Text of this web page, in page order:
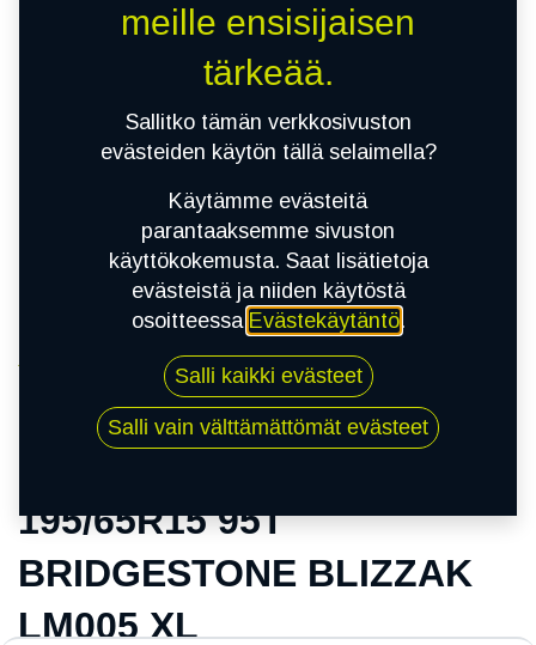
195/65R15 95T BRIDGESTONE BLIZZAK LM005
195/65R15 95T
BRIDGESTONE BLIZZAK
LM005 XL
meille ensisijaisen
tärkeää.
Sallitko tämän verkkosivuston
evästeiden käytön tällä selaimella?
Käytämme evästeitä
parantaaksemme sivuston
käyttökokemusta. Saat lisätietoja
evästeistä ja niiden käytöstä
osoitteessa Evästekäytäntö.
Salli kaikki evästeet
Salli vain välttämättömät evästeet